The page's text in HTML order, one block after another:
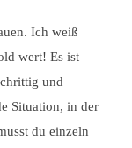
Ich weiß
wert! Es ist
und
Situation, in der
du einzeln